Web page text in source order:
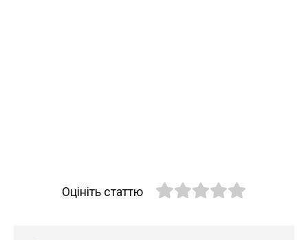
Оцініть статтю